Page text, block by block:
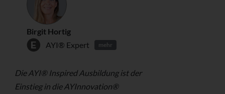
Birgit Hortig
AYI® Expert
mehr
Die AYI® Inspired Ausbildung ist der
Einstieg in die AYInnovation®